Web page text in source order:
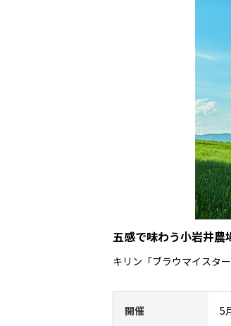
五感で味わう小岩井農
キリン「ブラウマイスタ
開催 5